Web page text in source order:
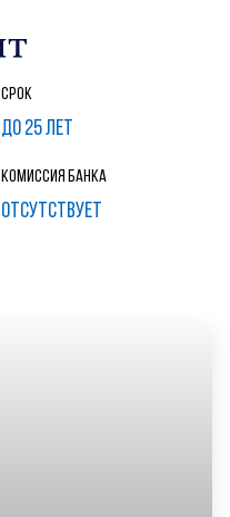
Срок
до 25 лет
Комиссия банка
ОТСУТСТВУЕТ